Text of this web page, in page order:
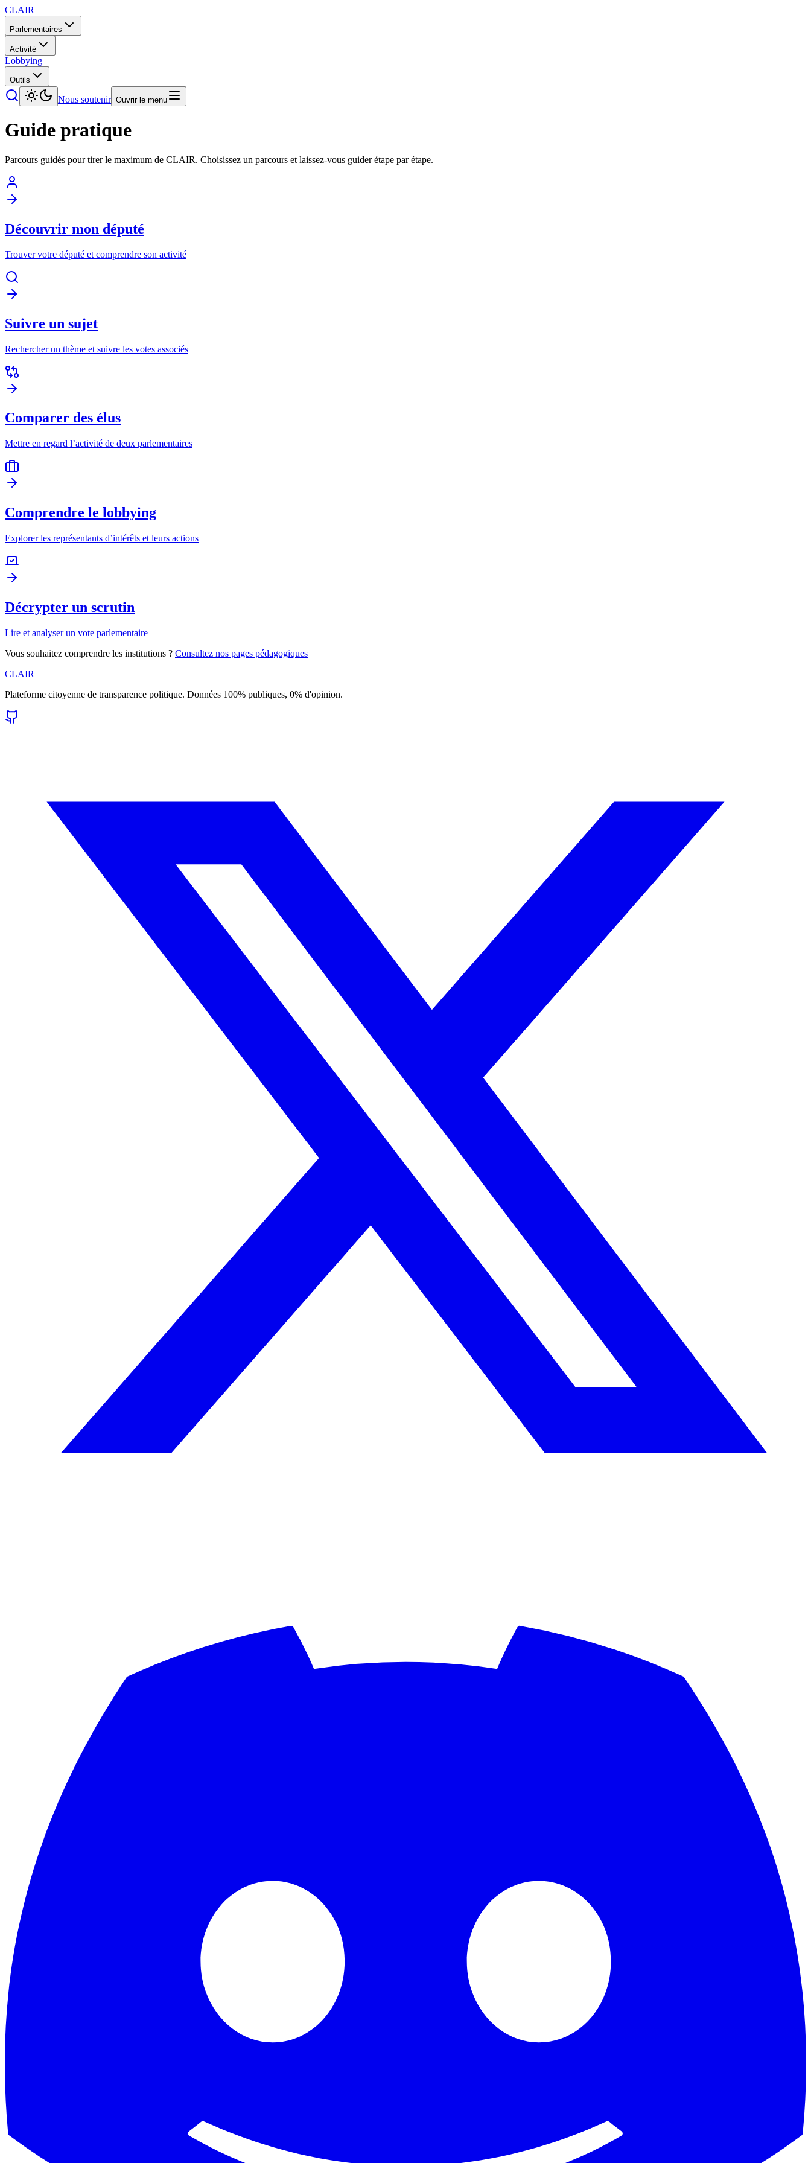
CLAIR
Parlementaires
Activité
Lobbying
Outils
Nous soutenir Ouvrir le menu
Guide pratique
Parcours guidés pour tirer le maximum de CLAIR. Choisissez un parcours et laissez-vous guider étape par étape.
Découvrir mon député
Trouver votre député et comprendre son activité
Suivre un sujet
Rechercher un thème et suivre les votes associés
Comparer des élus
Mettre en regard l’activité de deux parlementaires
Comprendre le lobbying
Explorer les représentants d’intérêts et leurs actions
Décrypter un scrutin
Lire et analyser un vote parlementaire
Vous souhaitez comprendre les institutions ? Consultez nos pages pédagogiques
CLAIR
Plateforme citoyenne de transparence politique. Données 100% publiques, 0% d'opinion.